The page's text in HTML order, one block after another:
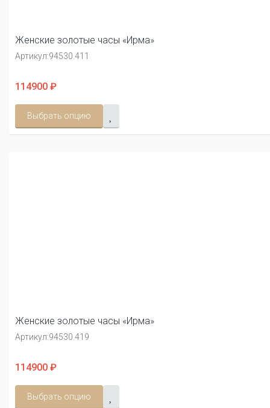
Женские золотые часы «Ирма»
Артикул:94530.411
114900 ₽
Выбрать опцию
Женские золотые часы «Ирма»
Артикул:94530.419
114900 ₽
Выбрать опцию